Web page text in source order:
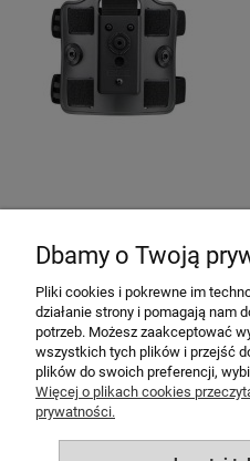
« 1
MOJE
PŁATNOŚCI
Dbamy o Twoją
Pliki cookies i pokrewne im
działanie strony i pomagają nam
potrzeb. Możesz zaakceptować
wszystkich tych plików i przejść
plików do swoich preferencji,
Więcej o plikach cookies
prywatności.